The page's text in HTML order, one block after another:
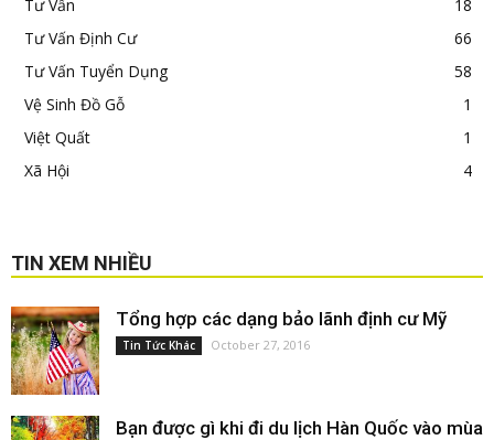
Tư Vấn
18
Tư Vấn Định Cư
66
Tư Vấn Tuyển Dụng
58
Vệ Sinh Đồ Gỗ
1
Việt Quất
1
Xã Hội
4
TIN XEM NHIỀU
Tổng hợp các dạng bảo lãnh định cư Mỹ
Tin Tức Khác October 27, 2016
Bạn được gì khi đi du lịch Hàn Quốc vào mùa